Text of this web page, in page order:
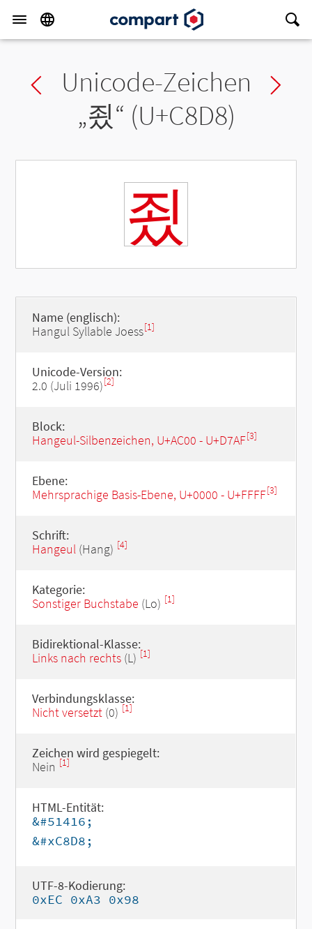
Previous char
Unicode-Zeichen
„죘“ (U+C8D8)
죘
Name (englisch):
Hangul Syllable Joess[1]
Unicode-Version:
2.0 (Juli 1996)[2]
Block:
Hangeul-Silbenzeichen, U+AC00 - U+D7AF[3]
Ebene:
Mehrsprachige Basis-Ebene, U+0000 - U+FFFF[3]
Schrift:
Hangeul(Hang) [4]
Kategorie:
Sonstiger Buchstabe (Lo) [1]
Bidirektional-Klasse:
Links nach rechts(L) [1]
Verbindungsklasse:
Nicht versetzt(0) [1]
Zeichen wird gespiegelt:
Nein [1]
HTML-Entität:
&#51416;
&#xC8D8;
UTF-8-Kodierung:
0xEC 0xA3 0x98